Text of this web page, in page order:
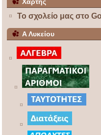
Το σχολείο μας στο
Α Λυκείου